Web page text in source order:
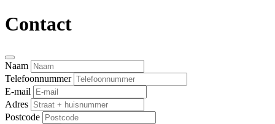
Contact
Naam
Telefoonnummer
E-mail
Adres
Postcode